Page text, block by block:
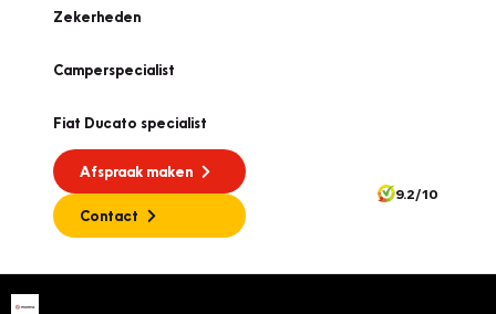
Zekerheden
Camperspecialist
Fiat Ducato specialist
Afspraak maken
Contact
9.2/10